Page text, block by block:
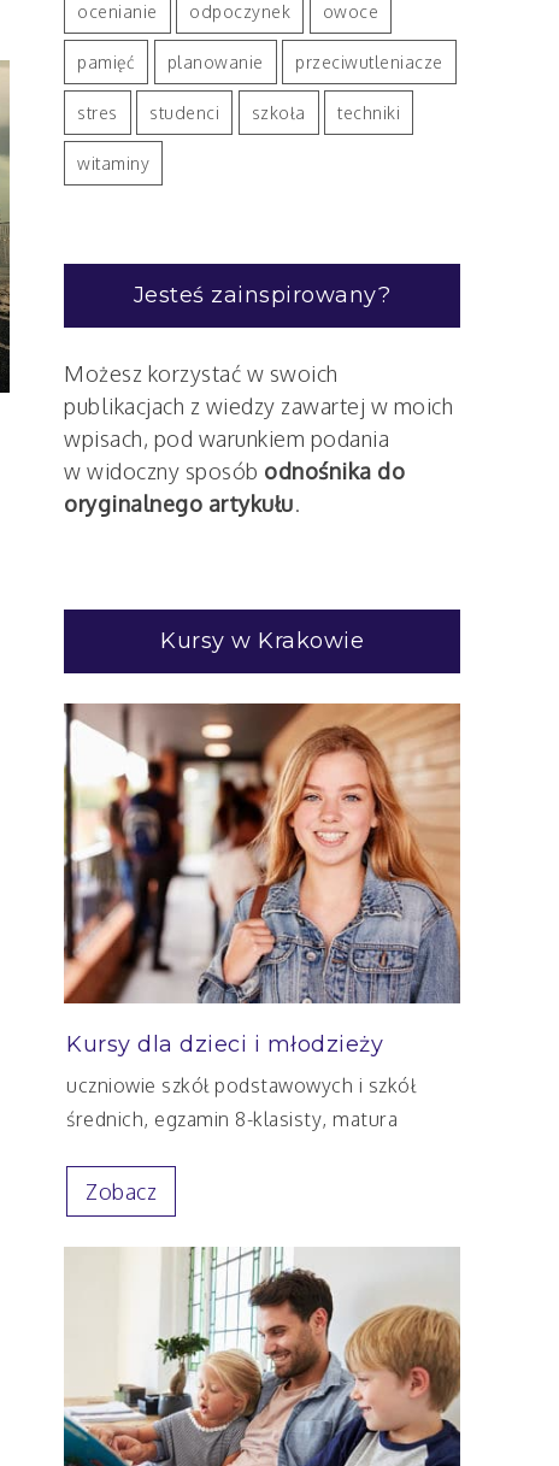
ocenianie odpoczynek owoce
pamięć planowanie przeciwutleniacze
stres studenci szkoła techniki
witaminy
Jesteś zainspirowany?
Możesz korzystać w swoich
publikacjach z wiedzy zawartej w moich
wpisach, pod warunkiem podania
w widoczny sposób odnośnika do
oryginalnego artykułu.
Kursy w Krakowie
Kursy dla dzieci i młodzieży
uczniowie szkół podstawowych i szkół
średnich, egzamin 8-klasisty, matura
Zobacz